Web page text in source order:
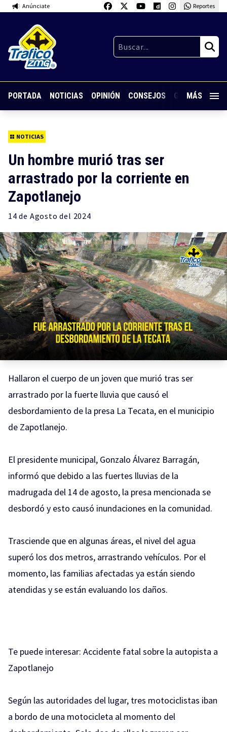
Anúnciate Reportes
PORTADA NOTICIAS OPINIÓN CONSEJOS GUARDIA
MÁS
NOTICIAS
Un hombre murió tras ser
arrastrado por la corriente en
Zapotlanejo
14 de Agosto del 2024
Hallaron el cuerpo de un joven que murió tras ser
arrastrado por la fuerte lluvia que causó el
desbordamiento de la presa La Tecata, en el municipio
de Zapotlanejo.
El presidente municipal, Gonzalo Álvarez Barragán,
informó que debido a las fuertes lluvias de la
madrugada del 14 de agosto, la presa mencionada se
desbordó y esto causó inundaciones en la comunidad.
Trasciende que en algunas áreas, el nivel del agua
superó los dos metros, arrastrando vehículos. Por el
momento, las familias afectadas ya están siendo
atendidas y se están evaluando los daños.
Te puede interesar: Accidente fatal sobre la autopista a
Zapotlanejo
Según las autoridades del lugar, tres motociclistas iban
a bordo de una motocicleta al momento del